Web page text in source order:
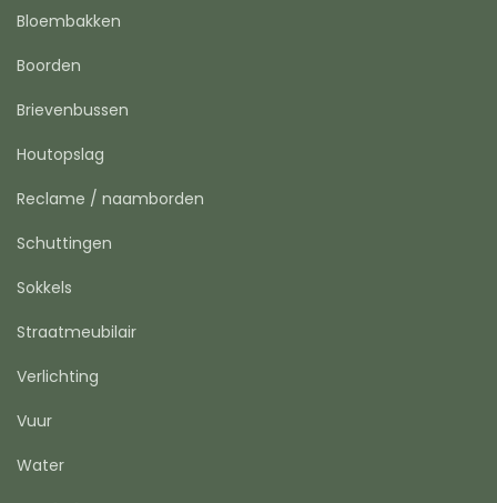
Bloembakken
Boorden
Brievenbussen
Houtopslag
Reclame / naamborden
Schuttingen
Sokkels
Straatmeubilair
Verlichting
Vuur
Water